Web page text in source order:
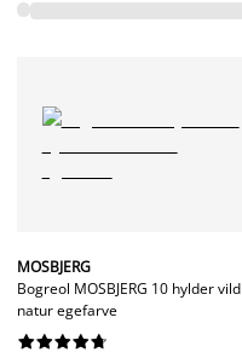
MOSBJERG
Bogreol MOSBJERG 10 hylder vild
natur egefarve





